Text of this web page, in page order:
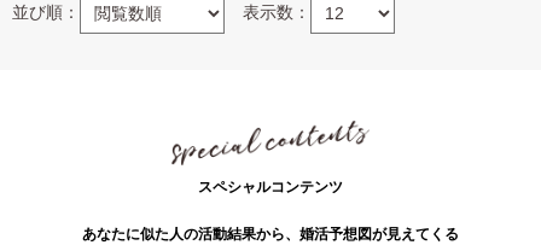
並び順： 表示数：
スペシャルコンテンツ
あなたに似た人の活動結果から、婚活予想図が見えてくる